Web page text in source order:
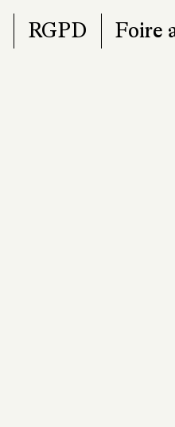
RGPD Foire